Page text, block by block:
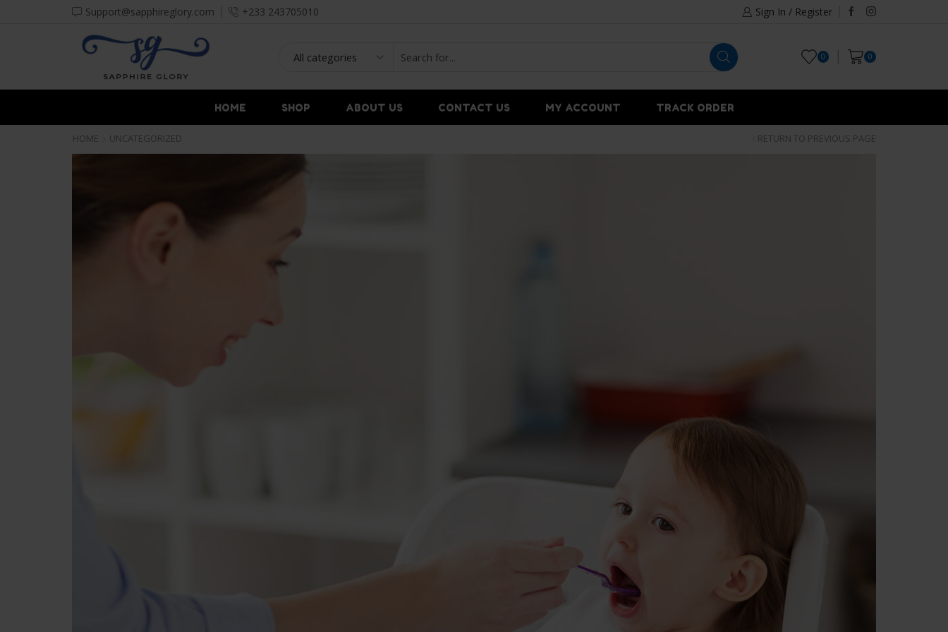
Support@sapphireglory.com +233 243705010 Sign In / Register
0 0
HOME SHOP ABOUT US CONTACT US MY ACCOUNT TRACK ORDER
RETURN TO PREVIOUS PAGE
HOME UNCATEGORIZED